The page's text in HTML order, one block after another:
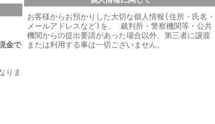
金で
りま
お客様からお預かりした大切な個人情報(住所・氏名・
メールアドレスなど)を、 裁判所・警察機関等・公共
機関からの提出要請があった場合以外、第三者に譲渡
または利用する事は一切ございません。